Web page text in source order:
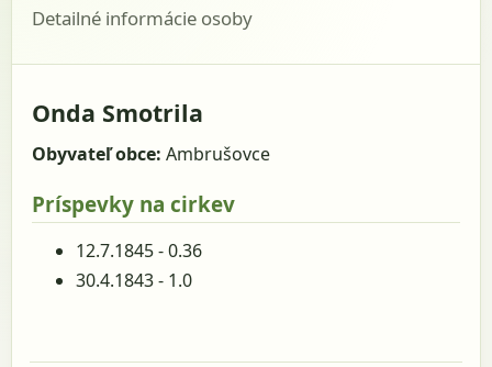
Detailné informácie osoby
Onda Smotrila
Obyvateľ obce: Ambrušovce
Príspevky na cirkev
12.7.1845 - 0.36
30.4.1843 - 1.0